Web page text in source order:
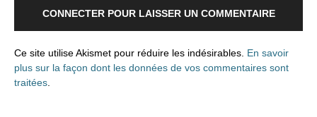
CONNECTER POUR LAISSER UN COMMENTAIRE
Ce site utilise Akismet pour réduire les indésirables. En savoir
plus sur la façon dont les données de vos commentaires sont
traitées